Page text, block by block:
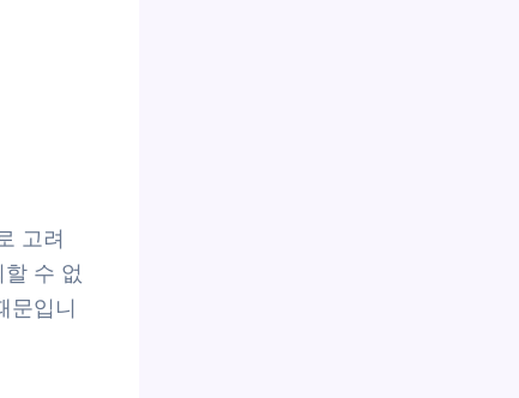
고려
수 없
문입니